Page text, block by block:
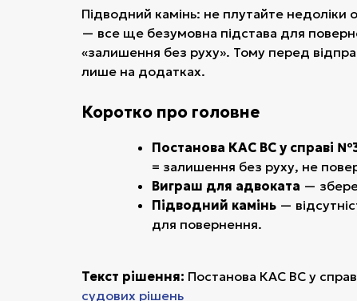
Підводний камінь: не плутайте
— все ще безумовна підстава для
«залишення без руху». Тому перед
лише на додатках.
Коротко про головне
Постанова КАС ВС у справі
= залишення без руху, не
Виграш для адвоката —
Підводний камінь —
для повернення.
Текст рішення: Постанова КАС ВС у
судових рішень